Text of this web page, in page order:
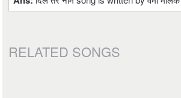
RELATED SONGS